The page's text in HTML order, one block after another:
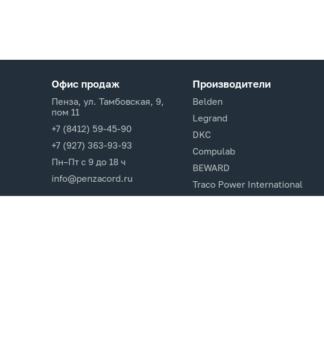
Офис продаж
Пенза, ул. Тамбовская, 9,
пом 11
+7 (8412) 59-45-90
+7 (927) 363-93-93
Пн–Пт с 9 до 18 ч
info@penzacord.ru
Производители
Belden
Legrand
DKC
Compulab
BEWARD
Traco Power International